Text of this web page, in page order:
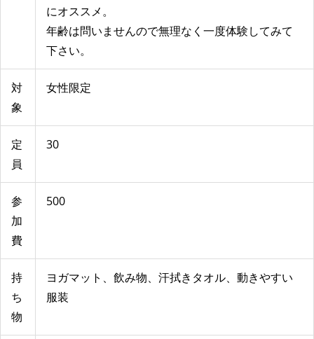
にオススメ。
年齢は問いませんので無理なく一度体験してみて
下さい。
対
象
女性限定
定
員
30
参
加
費
500
持
ち
物
ヨガマット、飲み物、汗拭きタオル、動きやすい
服装